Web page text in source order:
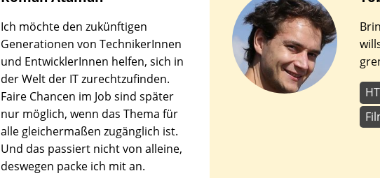
werden
zu
lassen.
Ich möchte den zukünftigen
Generationen von TechnikerInnen
und EntwicklerInnen helfen, sich in
der Welt der IT zurechtzufinden.
Faire Chancen im Job sind später
nur möglich, wenn das Thema für
alle gleichermaßen zugänglich ist.
Und das passiert nicht von alleine,
deswegen packe ich mit an.